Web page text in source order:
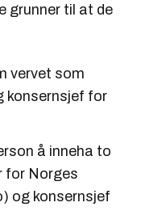
grunner til at de
vervet som
konsernsjef for
å inneha to
for Norges
og konsernsjef